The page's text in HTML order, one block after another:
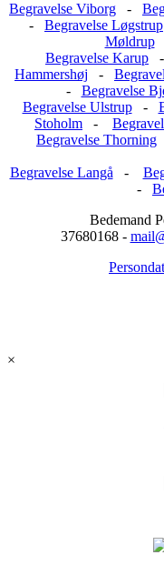
Begravelse Viborg -
- Begravelse Løgstrup
Møldrup
Begravelse Karup
Hammershøj -
- Begravelse
Begravelse Ulstrup-
Stoholm -
Begravelse Thorning
Begravelse Langå -
-
Bedemand
37680168 -
×